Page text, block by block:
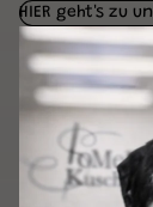
HIER geht's zu